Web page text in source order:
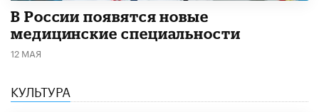
В России появятся новые
медицинские специальности
12 МАЯ
КУЛЬТУРА